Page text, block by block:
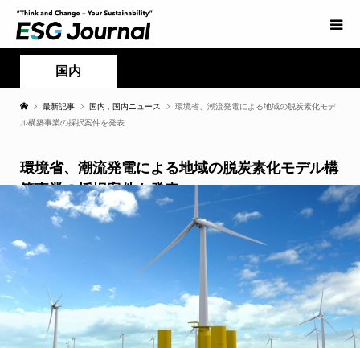
国内
最新記事 国内 国内ニュース
環境省、潮流発電による地域の脱炭素化モデ
ル構築事業の採択案件を発表
環境省、潮流発電による地域の脱炭素化モデル構
築事業の採択案件を発表